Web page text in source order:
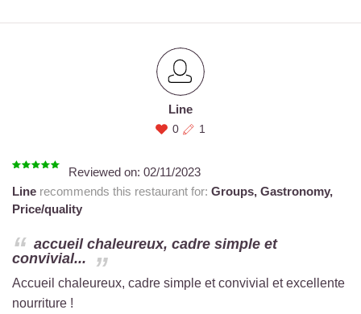
Line
0 1
Reviewed on: 02/11/2023
Line recommends this restaurant for: Groups, Gastronomy,
Price/quality
accueil chaleureux, cadre simple et
convivial...
Accueil chaleureux, cadre simple et convivial et excellente
nourriture !